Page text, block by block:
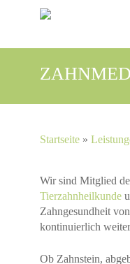
Startseite»
Wir sind Mitglied
Tierzahnheilkunde
Zahngesundheit
kontinuierlich
Ob Zahnstein,